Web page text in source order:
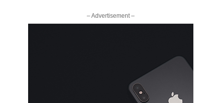
– Advertisement –